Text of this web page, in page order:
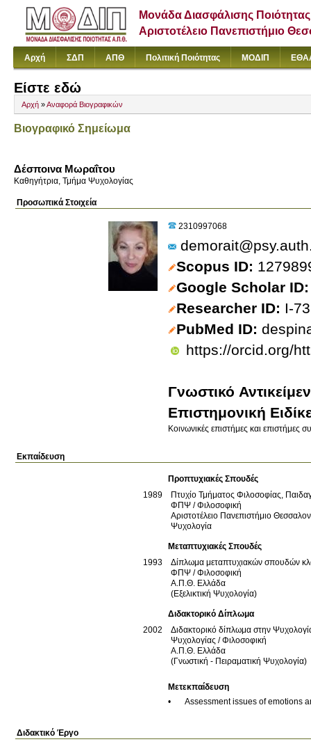
Μονάδα Διασφάλισης Ποιότητας
Αριστοτέλειο Πανεπιστήμιο
Αρχή ΣΔΠ ΑΠΘ Πολιτική Ποιότητας ΜΟΔΙΠ
Είστε εδώ
Αρχή »Αναφορά Βιογραφικών
Βιογραφικό Σημείωμα
Δέσποινα Μωραΐτου
Καθηγήτρια, Τμήμα Ψυχολογίας
Προσωπικά Στοιχεία
2310997068
Scopus ID
Google Scholar ID
Researcher ID
I-
PubMed ID
https://orcid.org/
Γνωστικό
Επιστημονική
Κοινωνικές επιστήμες και επιστήμες
Εκπαίδευση
Προπτυχιακές Σπουδές
1989
Πτυχίο Τμήματος Φιλοσοφίας,
ΦΠΨ / Φιλοσοφική
Αριστοτέλειο Πανεπιστήμιο
Ψυχολογία
Μεταπτυχιακές Σπουδές
1993
Δίπλωμα μεταπτυχιακών σπουδών
ΦΠΨ / Φιλοσοφική
Α.Π.Θ. Ελλάδα
(Εξελικτική Ψυχολογία)
Διδακτορικό Δίπλωμα
2002
Διδακτορικό δίπλωμα στην
Ψυχολογίας / Φιλοσοφική
Α.Π.Θ. Ελλάδα
(Γνωστική - Πειραματική Ψυχολογία)
Μετεκπαίδευση
•	Assessment issues of emotions
Διδακτικό Έργο